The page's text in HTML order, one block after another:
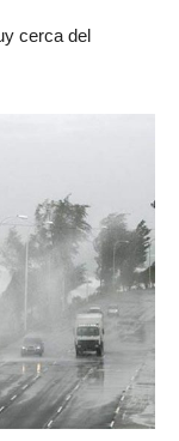
cerca del